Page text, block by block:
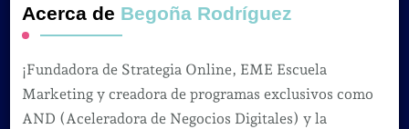
Acerca de Begoña Rodríguez
¡Fundadora de Strategia Online, EME Escuela
Marketing y creadora de programas exclusivos como
AND (Aceleradora de Negocios Digitales) y la